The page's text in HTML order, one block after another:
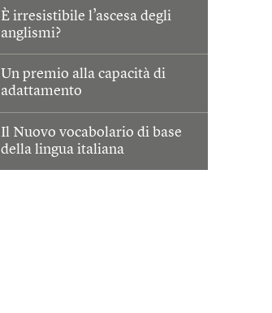
È irresistibile l’ascesa degli
anglismi?
Un premio alla capacità di
adattamento
Il Nuovo vocabolario di base
della lingua italiana